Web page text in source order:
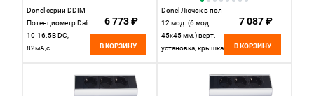
Donel серии DDIM
Потенциометр Dali
10-16.5В DC,
82мА,с
6 773 ₽
В КОРЗИНУ
Donel Лючок в пол
12 мод. (6 мод.
45х45 мм.) верт.
установка, крышка
+гальванизированная
7 087 ₽
В КОРЗИНУ